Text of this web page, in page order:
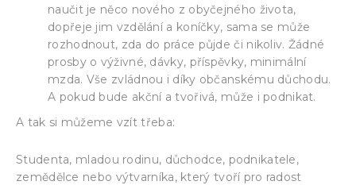
naučit je něco nového z obyčejného života,
dopřeje jim vzdělání a koníčky, sama se může
rozhodnout, zda do práce půjde či nikoliv. Žádné
prosby o výživné, dávky, příspěvky, minimální
mzda. Vše zvládnou i díky občanskému důchodu.
A pokud bude akční a tvořivá, může i podnikat.
A tak si můžeme vzít třeba:
Studenta, mladou rodinu, důchodce, podnikatele,
zemědělce nebo výtvarníka, který tvoří pro radost